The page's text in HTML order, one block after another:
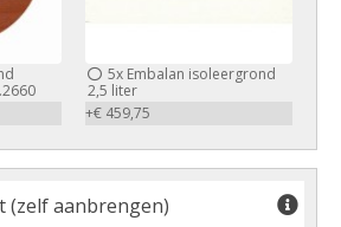
5xEmbalan isoleergrond
2,5 liter
+€ 459,75
(zelf aanbrengen)